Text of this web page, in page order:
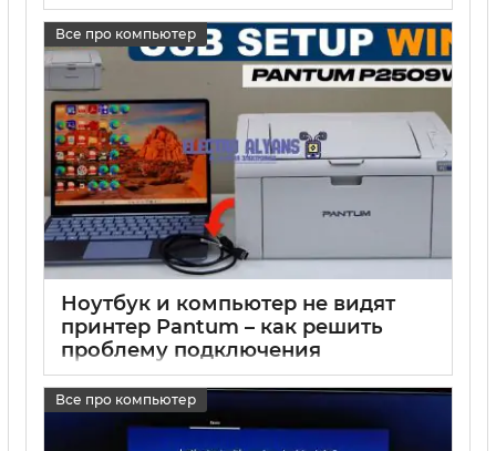
Все про компьютер
Ноутбук и компьютер не видят
принтер Pantum – как решить
проблему подключения
Все про компьютер